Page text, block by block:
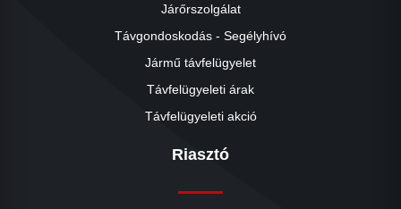
Járőrszolgálat
Távgondoskodás - Segélyhívó
Jármű távfelügyelet
Távfelügyeleti árak
Távfelügyeleti akció
Riasztó